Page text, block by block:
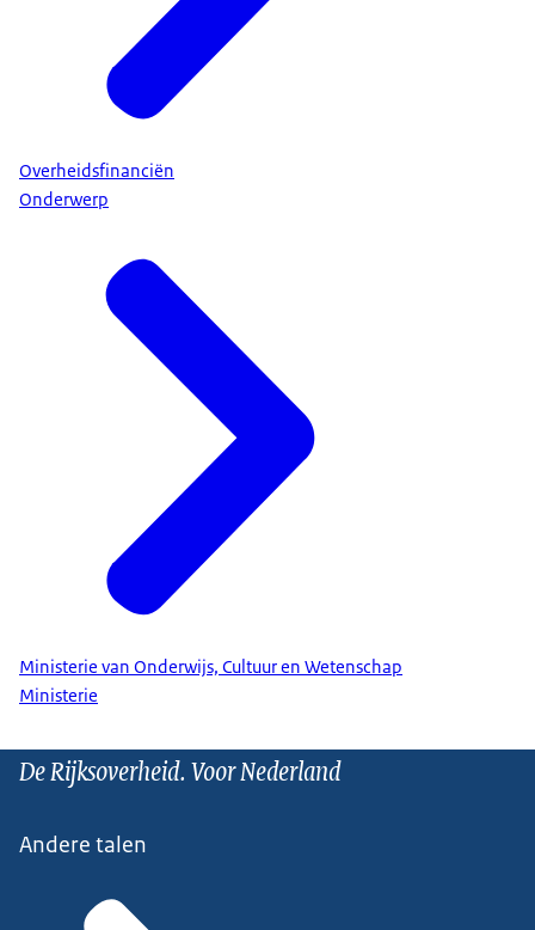
Overheidsfinanciën
Onderwerp
Ministerie van Onderwijs, Cultuur en Wetenschap
Ministerie
De Rijksoverheid. Voor Nederland
Andere talen